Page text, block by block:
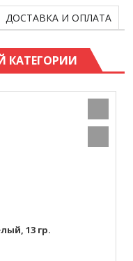
ДОСТАВКА И ОПЛАТА
КАТЕГОРИИ
13 гр.